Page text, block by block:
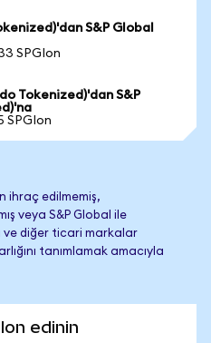
S&P Global
SPGIon
Tokenized)'dan S&P
SPGIon
ihraç edilmemiş,
veya S&P Global ile
ve diğer ticari markalar
tanımlamak amacıyla
edinin